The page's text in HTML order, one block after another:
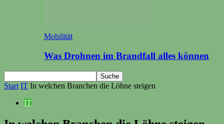
Mobilität
Was Drohnen im Brandfall alles können
Start IT In welchen Branchen die Löhne steigen
IT